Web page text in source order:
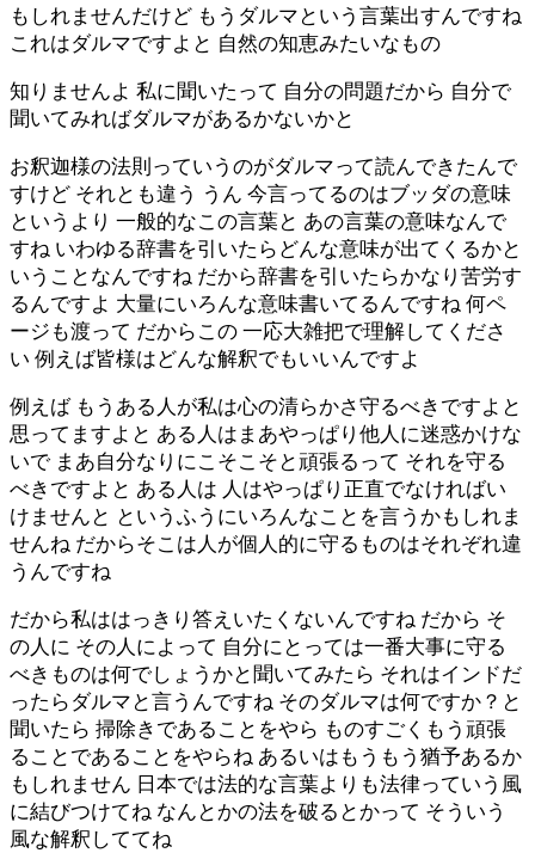
もしれませんだけど もうダルマという言葉出すんですね
これはダルマですよと 自然の知恵みたいなもの
知りませんよ 私に聞いたって 自分の問題だから 自分で
聞いてみればダルマがあるかないかと
お釈迦様の法則っていうのがダルマって読んできたんで
すけど それとも違う うん 今言ってるのはブッダの意味
というより 一般的なこの言葉と あの言葉の意味なんで
すね いわゆる辞書を引いたらどんな意味が出てくるかと
いうことなんですね だから辞書を引いたらかなり苦労す
るんですよ 大量にいろんな意味書いてるんですね 何ペ
ージも渡って だからこの 一応大雑把で理解してくださ
い 例えば皆様はどんな解釈でもいいんですよ
例えば もうある人が私は心の清らかさ守るべきですよと
思ってますよと ある人はまあやっぱり他人に迷惑かけな
いで まあ自分なりにこそこそと頑張るって それを守る
べきですよと ある人は 人はやっぱり正直でなければい
けませんと というふうにいろんなことを言うかもしれま
せんね だからそこは人が個人的に守るものはそれぞれ違
うんですね
だから私ははっきり答えいたくないんですね だから そ
の人に その人によって 自分にとっては一番大事に守る
べきものは何でしょうかと聞いてみたら それはインドだ
ったらダルマと言うんですね そのダルマは何ですか？と
聞いたら 掃除きであることをやら ものすごくもう頑張
ることであることをやらね あるいはもうもう猶予あるか
もしれません 日本では法的な言葉よりも法律っていう風
に結びつけてね なんとかの法を破るとかって そういう
風な解釈しててね